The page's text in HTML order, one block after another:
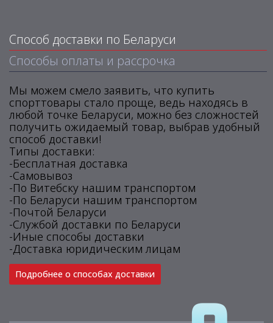
Способ доставки по Беларуси
Способы оплаты и рассрочка
Мы можем смело заявить, что купить
спорттовары стало проще, ведь находясь в
любой точке Беларуси, можно без сложностей
получить ожидаемый товар, выбрав удобный
способ доставки!
Типы доставки:
-Бесплатная доставка
-Самовывоз
-По Витебску нашим транспортом
-По Беларуси нашим транспортом
-Почтой Беларуси
-Службой доставки по Беларуси
-Иные способы доставки
-Доставка юридическим лицам
Подробнее о способах доставки